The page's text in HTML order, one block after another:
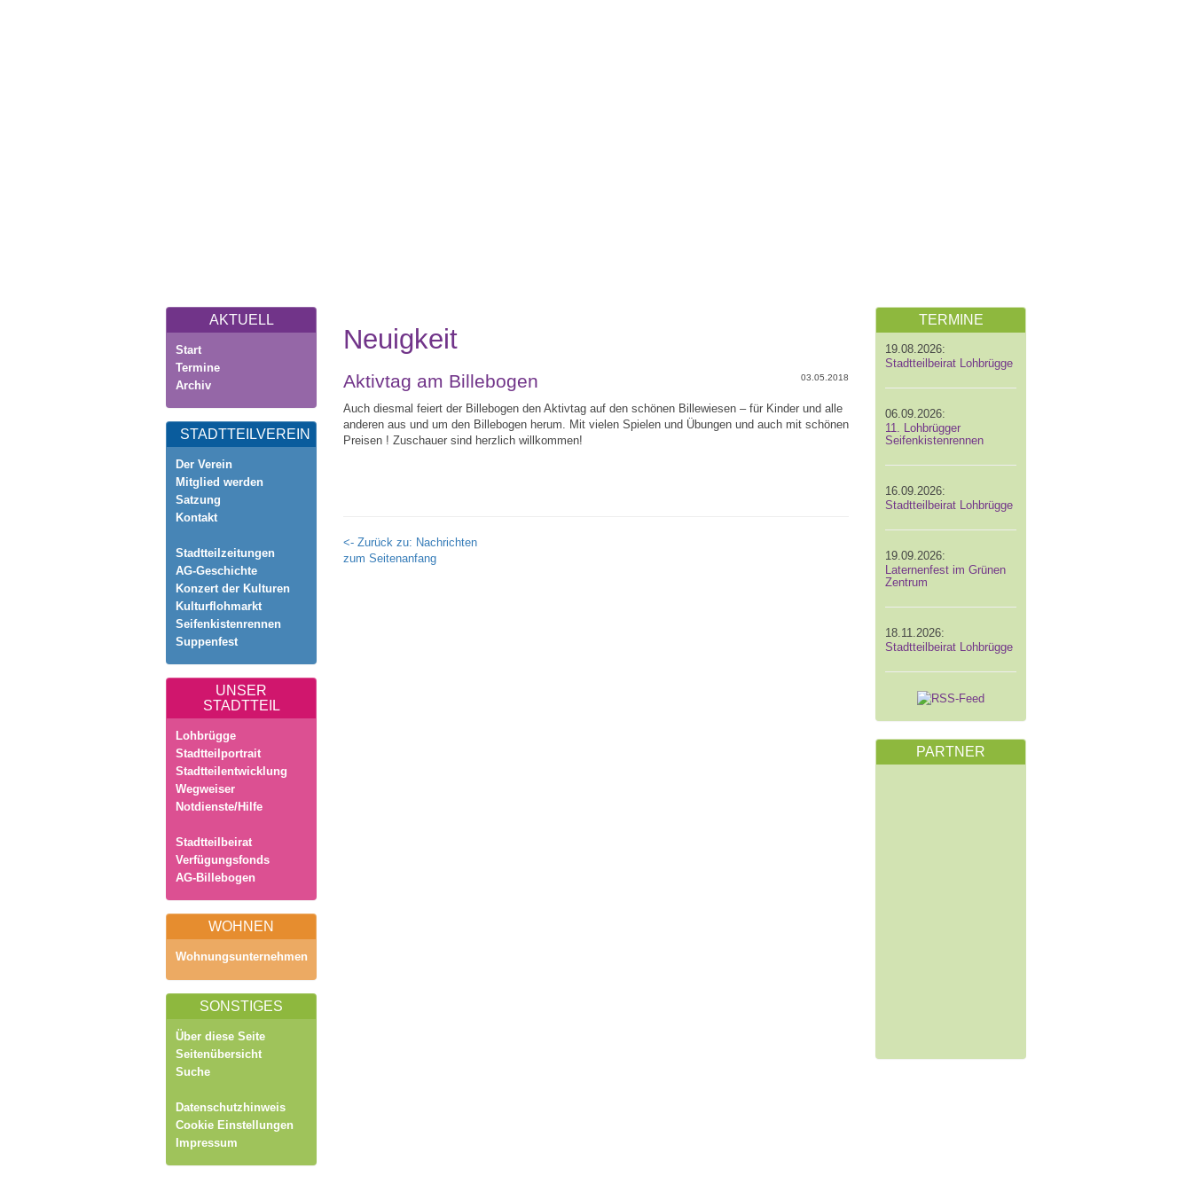
AKTUELL
Start
Termine
Archiv
STADTTEILVEREIN
Der Verein
Mitglied werden
Satzung
Kontakt
Stadtteilzeitungen
AG-Geschichte
Konzert der Kulturen
Kulturflohmarkt
Seifenkistenrennen
Suppenfest
UNSER
STADTTEIL
Lohbrügge
Stadtteilportrait
Stadtteilentwicklung
Wegweiser
Notdienste/Hilfe
Stadtteilbeirat
Verfügungsfonds
AG-Billebogen
WOHNEN
Wohnungsunternehmen
SONSTIGES
Über diese Seite
Seitenübersicht
Suche
Datenschutzhinweis
Cookie Einstellungen
Impressum
Neuigkeit
03.05.2018
Aktivtag am Billebogen
Auch diesmal feiert der Billebogen den Aktivtag auf den schönen Billewiesen – für Kinder und alle
anderen aus und um den Billebogen herum. Mit vielen Spielen und Übungen und auch mit schönen
Preisen ! Zuschauer sind herzlich willkommen!
<- Zurück zu: Nachrichten
zum Seitenanfang
TERMINE
19.08.2026:
Stadtteilbeirat Lohbrügge
06.09.2026:
11. Lohbrügger
Seifenkistenrennen
16.09.2026:
Stadtteilbeirat Lohbrügge
19.09.2026:
Laternenfest im Grünen
Zentrum
18.11.2026:
Stadtteilbeirat Lohbrügge
PARTNER